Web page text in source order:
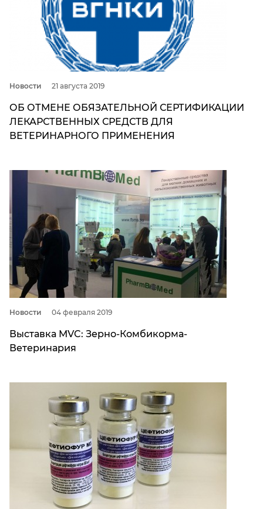
Новости 21 августа 2019
ОБ ОТМЕНЕ ОБЯЗАТЕЛЬНОЙ СЕРТИФИКАЦИИ
ЛЕКАРСТВЕННЫХ СРЕДСТВ ДЛЯ
ВЕТЕРИНАРНОГО ПРИМЕНЕНИЯ
Новости 04 февраля 2019
Выставка MVC: Зерно-Комбикорма-
Ветеринария